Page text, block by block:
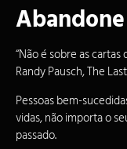
“Não é sobre as
Randy Pausch, The
Pessoas bem-
vidas, não importa o
passado.